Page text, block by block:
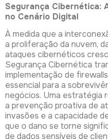
Segurança Cibernética:
no Cenário Digital
À medida que a
a proliferação da nuvem,
ataques cibernéticos
Segurança Cibernética
implementação de
essencial para a
negócios. Uma estratégia
a prevenção proativa de
invasões e a capacidade
que o dano se torne
de dados sensíveis de